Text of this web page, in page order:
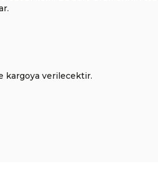
kargoya verilecektir.